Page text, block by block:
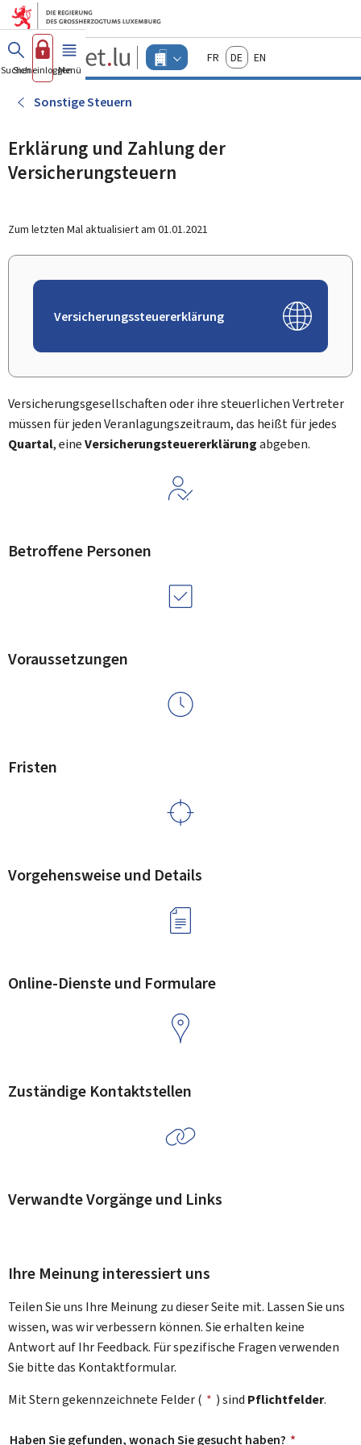
Zum Hauptmenü
Zum Inhalt
Guichet.lu
Changer
d'espace
actif
FrançaisDeutschEnglish
Suchen
Sich einloggen
Menü Haupt-
Sonstige Steuern
Erklärung und Zahlung der
Versicherungsteuern
Zum letzten Mal aktualisiert am 01.01.2021
Versicherungssteuererklärung
Versicherungsgesellschaften oder ihre steuerlichen Vertreter
müssen für jeden Veranlagungszeitraum, das heißt für jedes
Quartal, eineVersicherungsteuererklärungabgeben.
Betroffene Personen
Voraussetzungen
Fristen
Vorgehensweise und Details
Online-Dienste und Formulare
Zuständige Kontaktstellen
Verwandte Vorgänge und Links
Ihre Meinung interessiert uns
Teilen Sie uns Ihre Meinung zu dieser Seite mit. Lassen Sie uns
wissen, was wir verbessern können. Sie erhalten keine
Antwort auf Ihr Feedback. Für spezifische Fragen verwenden
Sie bitte das Kontaktformular.
Mit Stern gekennzeichnete Felder ( * ) sind Pflichtfelder.
Haben Sie gefunden, wonach Sie gesucht haben? *